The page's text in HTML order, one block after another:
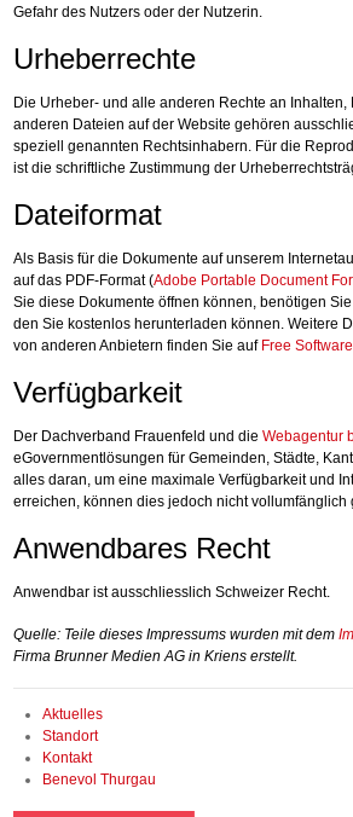
Gefahr des Nutzers oder der Nutzerin.
Urheberrechte
Die Urheber- und alle anderen Rechte an Inhalten,
anderen Dateien auf der Website gehören
speziell genannten Rechtsinhabern. Für die
ist die schriftliche Zustimmung der
Dateiformat
Als Basis für die Dokumente auf unserem
auf das PDF-Format (Adobe Portable Document
Sie diese Dokumente öffnen können, benötigen
den Sie kostenlos herunterladen können. Weitere
von anderen Anbietern finden Sie auf Free
Verfügbarkeit
Der Dachverband Frauenfeld und dieWebagentur
eGovernmentlösungen für Gemeinden, Städte,
alles daran, um eine maximale Verfügbarkeit und
erreichen, können dies jedoch nicht vollumfänglich
Anwendbares Recht
Anwendbar ist ausschliesslich Schweizer Recht.
Quelle: Teile dieses Impressums wurden mit dem
Firma Brunner Medien AG in Kriens erstellt.
Sidebar
Aktuelles
Standort
Kontakt
Benevol Thurgau